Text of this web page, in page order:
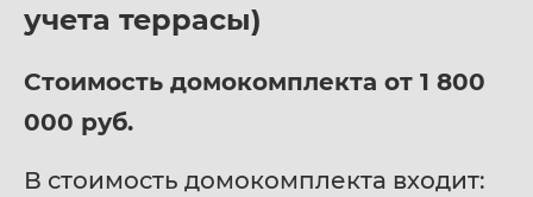
учета террасы)
Стоимость домокомплекта от 1 800
000 руб.
В стоимость домокомплекта входит: